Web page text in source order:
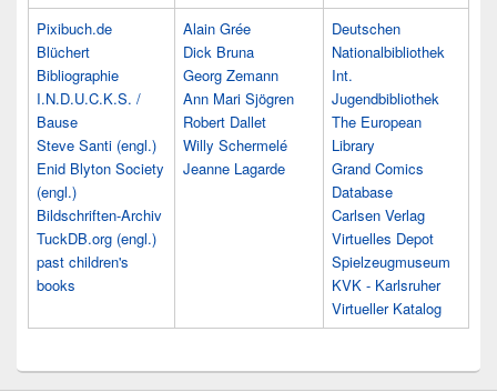
Pixibuch.de
Blüchert
Bibliographie
I.N.D.U.C.K.S. /
Bause
Steve Santi (engl.)
Enid Blyton Society
(engl.)
Bildschriften-Archiv
TuckDB.org (engl.)
past children's
books
Alain Grée
Dick Bruna
Georg Zemann
Ann Mari Sjögren
Robert Dallet
Willy Schermelé
Jeanne Lagarde
Deutschen
Nationalbibliothek
Int.
Jugendbibliothek
The European
Library
Grand Comics
Database
Carlsen Verlag
Virtuelles Depot
Spielzeugmuseum
KVK - Karlsruher
Virtueller Katalog